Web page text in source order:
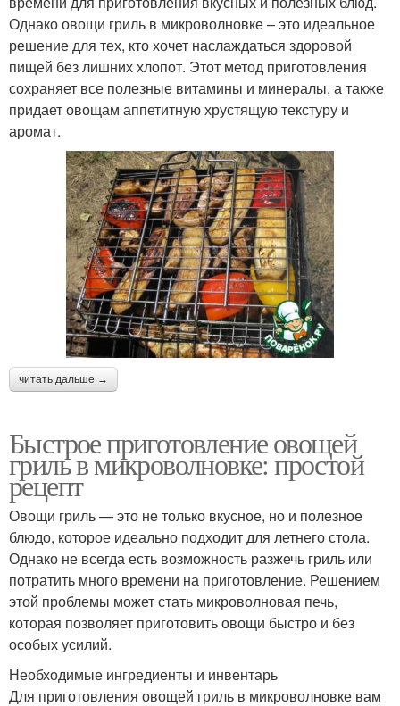
Однако овощи гриль в микроволновке – это идеальное
решение для тех, кто хочет наслаждаться здоровой
пищей без лишних хлопот. Этот метод приготовления
сохраняет все полезные витамины и минералы, а также
придает овощам аппетитную хрустящую текстуру и
аромат.
читать дальше →
Быстрое приготовление овощей
гриль в микроволновке: простой
рецепт
Овощи гриль — это не только вкусное, но и полезное
блюдо, которое идеально подходит для летнего стола.
Однако не всегда есть возможность разжечь гриль или
потратить много времени на приготовление. Решением
этой проблемы может стать микроволновая печь,
которая позволяет приготовить овощи быстро и без
особых усилий.
Необходимые ингредиенты и инвентарь
Для приготовления овощей гриль в микроволновке вам